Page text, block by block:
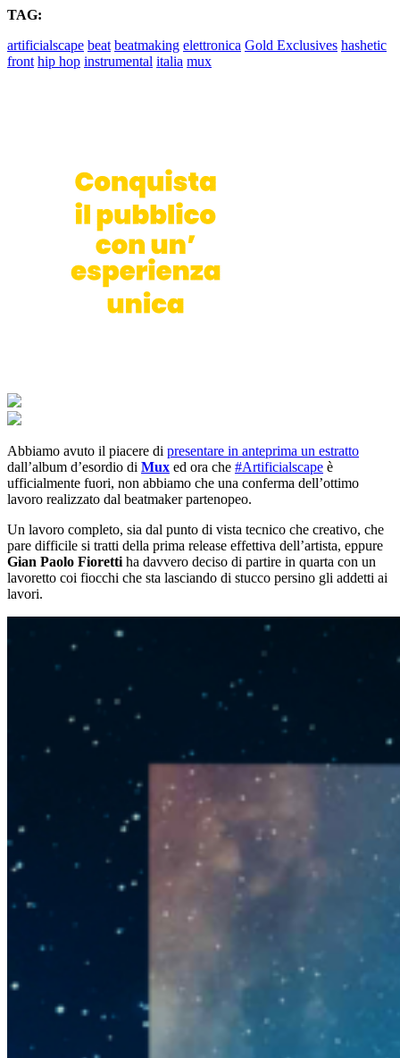
TAG:
artificialscape beat beatmaking elettronica Gold Exclusives hashetic
front hip hop instrumental italia mux
Abbiamo avuto il piacere di presentare in anteprima un estratto
dall’album d’esordio di Mux ed ora che #Artificialscape è
ufficialmente fuori, non abbiamo che una conferma dell’ottimo
lavoro realizzato dal beatmaker partenopeo.
Un lavoro completo, sia dal punto di vista tecnico che creativo, che
pare difficile si tratti della prima release effettiva dell’artista, eppure
Gian Paolo Fioretti ha davvero deciso di partire in quarta con un
lavoretto coi fiocchi che sta lasciando di stucco persino gli addetti ai
lavori.